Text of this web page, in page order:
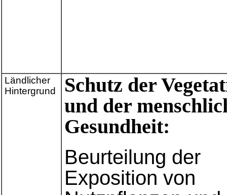
Ländlicher
Hintergrund
Schutz der
und der
Gesundheit:
Beurteilung der
Exposition von